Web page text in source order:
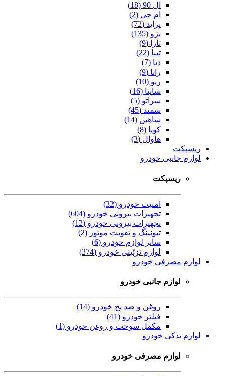
ال 90 (18)
ام جی (2)
پراید (72)
پژو (135)
تارا (9)
تیبا (22)
دنا (7)
رانا (9)
ریو (10)
ساینا (16)
سراتو (5)
سمند (45)
شاهین (14)
کوپا (8)
هاوال (3)
ریسپکت
لوازم جانبی خودرو
ریسپکت
امنیت خودرو (32)
تجهیزات بیرونی خودرو (604)
تجهیزات بیرونی خودرو (12)
تیونینگ و تقویت موتور (2)
سایر لوازم خودرو (6)
لوازم تزئینی خودرو (274)
لوازم مصرفی خودرو
لوازم جانبی خودرو
روغن و ضد یخ خودرو (14)
فیلتر خودرو (41)
مکمل سوخت و روغن خودرو (1)
لوازم یدکی خودرو
لوازم مصرفی خودرو